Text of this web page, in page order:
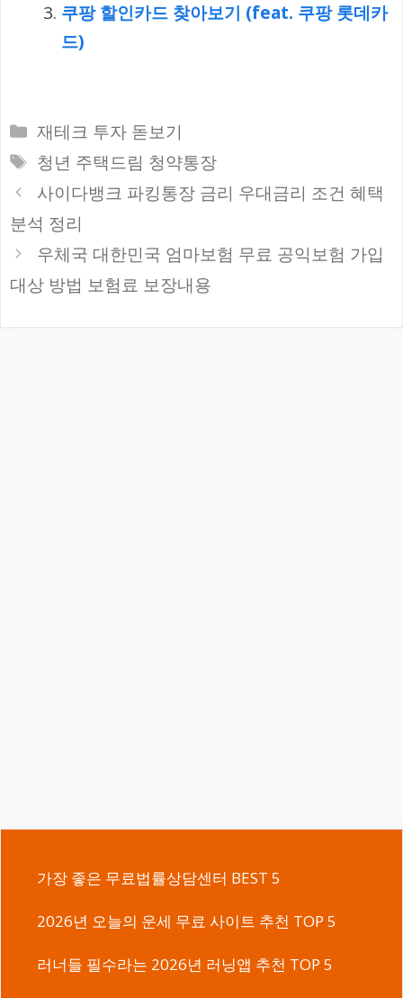
쿠팡 할인카드 찾아보기 (feat. 쿠팡 롯데카
드)
카
테
고
리
재테크 투자 돋보기
태
그
청년 주택드림 청약통장
사이다뱅크 파킹통장 금리 우대금리 조건 혜택
분석 정리
우체국 대한민국 엄마보험 무료 공익보험 가입
대상 방법 보험료 보장내용
가장 좋은 무료법률상담센터 BEST 5
2026년 오늘의 운세 무료 사이트 추천 TOP 5
러너들 필수라는 2026년 러닝앱 추천 TOP 5